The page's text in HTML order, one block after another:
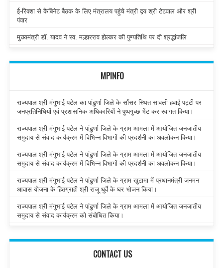
ई-रिक्शा से कैबिनेट बैठक के लिए मंत्रालय पहुंचे मंत्री द्वय श्री टेटवाल और श्री
पंवार
मुख्यमंत्री डॉ. यादव ने स्व. मल्हारराव होल्कर की पुण्यतिथि पर दी श्रद्धांजलि
MPINFO
राज्यपाल श्री मंगुभाई पटेल का पांढुर्णा जिले के सौंसर स्थित सावली हवाई पट्टी पर
जनप्रतिनिधियों एवं प्रशासनिक अधिकारियों ने पुष्पगुच्छ भेंट कर स्वागत किया।
राज्यपाल श्री मंगुभाई पटेल ने पांढुर्णा जिले के ग्राम आमला में आयोजित जनजातीय
समुदाय से संवाद कार्यक्रम में विभिन्न विभागों की प्रदर्शनी का अवलोकन किया।
राज्यपाल श्री मंगुभाई पटेल ने पांढुर्णा जिले के ग्राम आमला में आयोजित जनजातीय
समुदाय से संवाद कार्यक्रम में विभिन्न विभागों की प्रदर्शनी का अवलोकन किया।
राज्यपाल श्री मंगुभाई पटेल ने पांढुर्णा जिले के ग्राम खुटामा में प्रधानमंत्री जनमन
आवास योजना के हितग्राही श्री राजू धुर्वे के घर भोजन किया।
राज्यपाल श्री मंगुभाई पटेल ने पांढुर्णा जिले के ग्राम आमला में आयोजित जनजातीय
समुदाय से संवाद कार्यक्रम को संबोधित किया।
CONTACT US